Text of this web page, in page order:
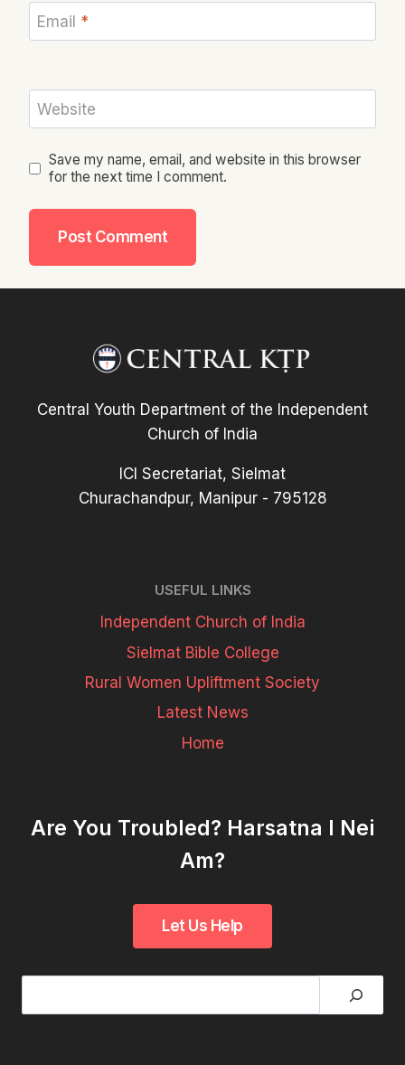
Email *
Website
Save my name, email, and website in this browser
for the next time I comment.
Central Youth Department of the Independent
Church of India
ICI Secretariat, Sielmat
Churachandpur, Manipur - 795128
USEFUL LINKS
Independent Church of India
Sielmat Bible College
Rural Women Upliftment Society
Latest News
Home
Are You Troubled? Harsatna I Nei
Am?